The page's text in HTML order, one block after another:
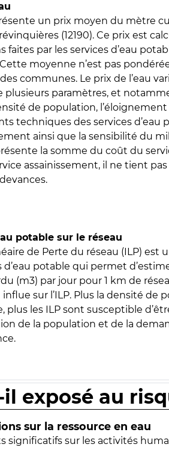
un prix moyen du mètre
(12190). Ce prix est
faites par les services d’eau
moyenne n’est pas
communes. Le prix de l’eau
plusieurs paramètres, et
de population, l’éloignement
techniques des services d’eau
ainsi que la sensibilité du
la somme du coût du
assainissement, il ne tient
potable sur le réseau
de Perte du réseau (ILP) est
d’eau potable qui permet
(m3) par jour pour 1 km de
sur l’ILP. Plus la densité de
plus les ILP sont susceptible
de la population et de la
exposé au
sur la ressource en eau
significatifs sur les activités